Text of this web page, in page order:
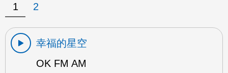
1 2
幸福的星空
OK FM AM